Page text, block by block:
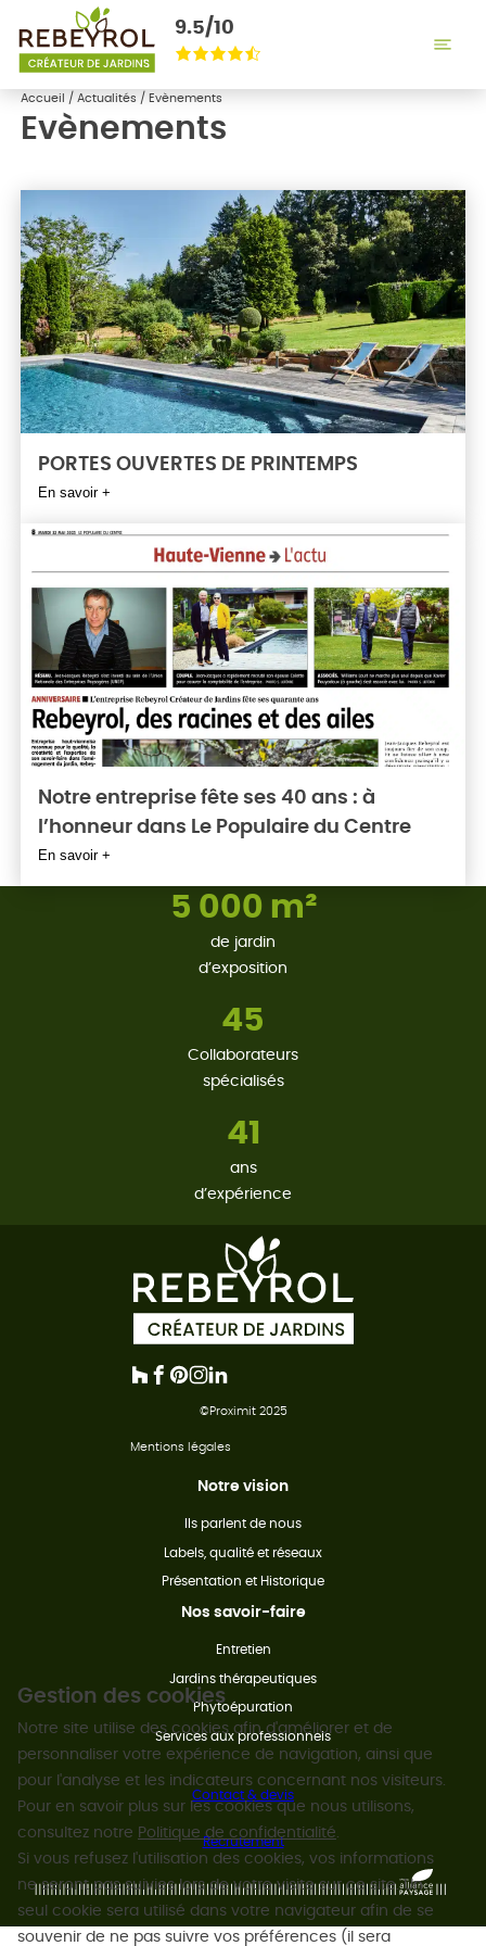
contenu
9.5/10
Note
de
4,8
avis
Accueil / Actualités / Evènements
Evènements
PORTES OUVERTES DE PRINTEMPS
En savoir +
Notre entreprise fête ses 40 ans : à
l’honneur dans Le Populaire du Centre
En savoir +
5 000 m²
de jardin
d’exposition
45
Collaborateurs
spécialisés
41
ans
d’expérience
©Proximit 2025
Mentions légales
Notre vision
Ils parlent de nous
Labels, qualité et réseaux
Présentation et Historique
Nos savoir-faire
Entretien
Jardins thérapeutiques
Phytoépuration
Services aux professionnels
Contact & devis
Recrutement
Gestion des cookies
Notre site utilise des cookies afin d'améliorer et de
personnaliser votre expérience de navigation, ainsi que
pour l'analyse et les indicateurs concernant nos visiteurs.
Pour en savoir plus sur les cookies que nous utilisons,
consultez notre Politique de confidentialité.
Si vous refusez l'utilisation des cookies, vos informations
ne seront pas suivies lors de votre visite sur ce site. Un
seul cookie sera utilisé dans votre navigateur afin de se
souvenir de ne pas suivre vos préférences (il sera